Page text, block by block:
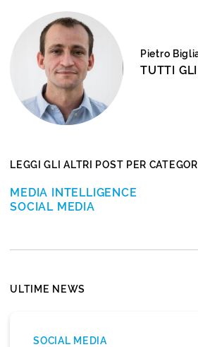
Pietro
TUTTI
LEGGI GLI ALTRI POST PER
MEDIA INTELLIGENCE
SOCIAL MEDIA
ULTIME NEWS
SOCIAL MEDIA